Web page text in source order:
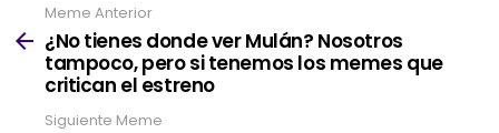
more
Meme Anterior
¿No tienes donde ver Mulán? Nosotros
tampoco, pero si tenemos los memes que
critican el estreno
Siguiente Meme